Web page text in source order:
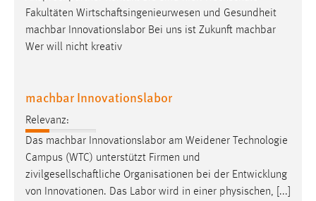
Fakultäten Wirtschaftsingenieurwesen und Gesundheit
machbar Innovationslabor Bei uns ist Zukunft machbar
Wer will nicht kreativ
machbar Innovationslabor
Relevanz:
Das machbar Innovationslabor am Weidener Technologie
Campus (WTC) unterstützt Firmen und
zivilgesellschaftliche Organisationen bei der Entwicklung
von Innovationen. Das Labor wird in einer physischen, [...]